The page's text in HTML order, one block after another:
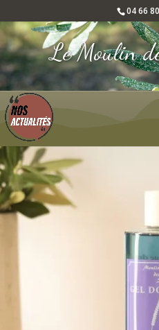
04 66
Le Moulin